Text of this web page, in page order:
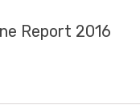
Report 2016